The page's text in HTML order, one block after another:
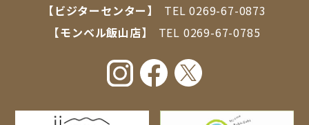
【ビジターセンター】
TEL0269-67-0873
【モンベル飯山店】
TEL 0269-67-0785